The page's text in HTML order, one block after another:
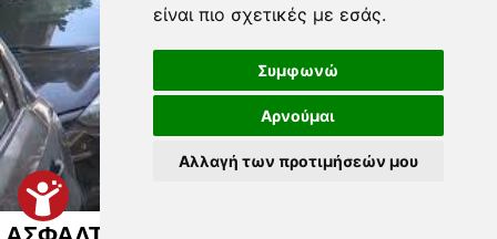
είναι πιο σχετικές με εσάς.
Συμφωνώ
Αρνούμαι
Αλλαγή των προτιμήσεών μου